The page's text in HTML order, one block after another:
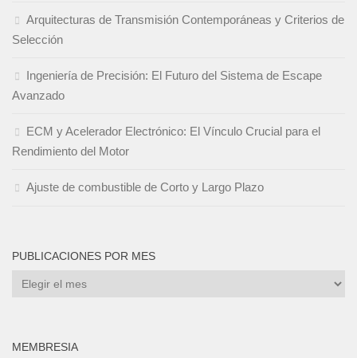
Arquitecturas de Transmisión Contemporáneas y Criterios de
Selección
Ingeniería de Precisión: El Futuro del Sistema de Escape
Avanzado
ECM y Acelerador Electrónico: El Vínculo Crucial para el
Rendimiento del Motor
Ajuste de combustible de Corto y Largo Plazo
PUBLICACIONES POR MES
Publicaciones
MEMBRESIA